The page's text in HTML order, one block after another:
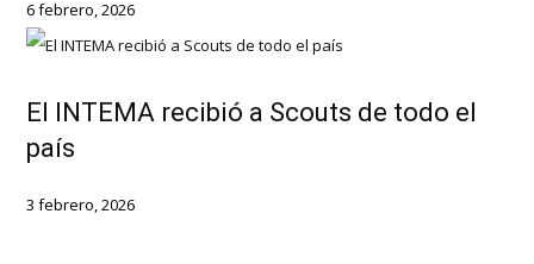
6 febrero, 2026
El INTEMA recibió a Scouts de todo el
país
3 febrero, 2026